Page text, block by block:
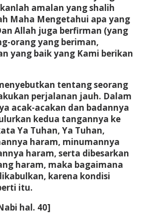
amalan yang shalih
Maha Mengetahui apa yang
Allah juga berfirman (yang
orang yang beriman,
yang baik yang Kami berikan
tentang seorang
perjalanan jauh. Dalam
acak-acakan dan badannya
kedua tangannya ke
Ya Tuhan, Ya Tuhan,
haram, minumannya
haram, serta dibesarkan
haram, maka bagaimana
karena kondisi
itu.
hal. 40]